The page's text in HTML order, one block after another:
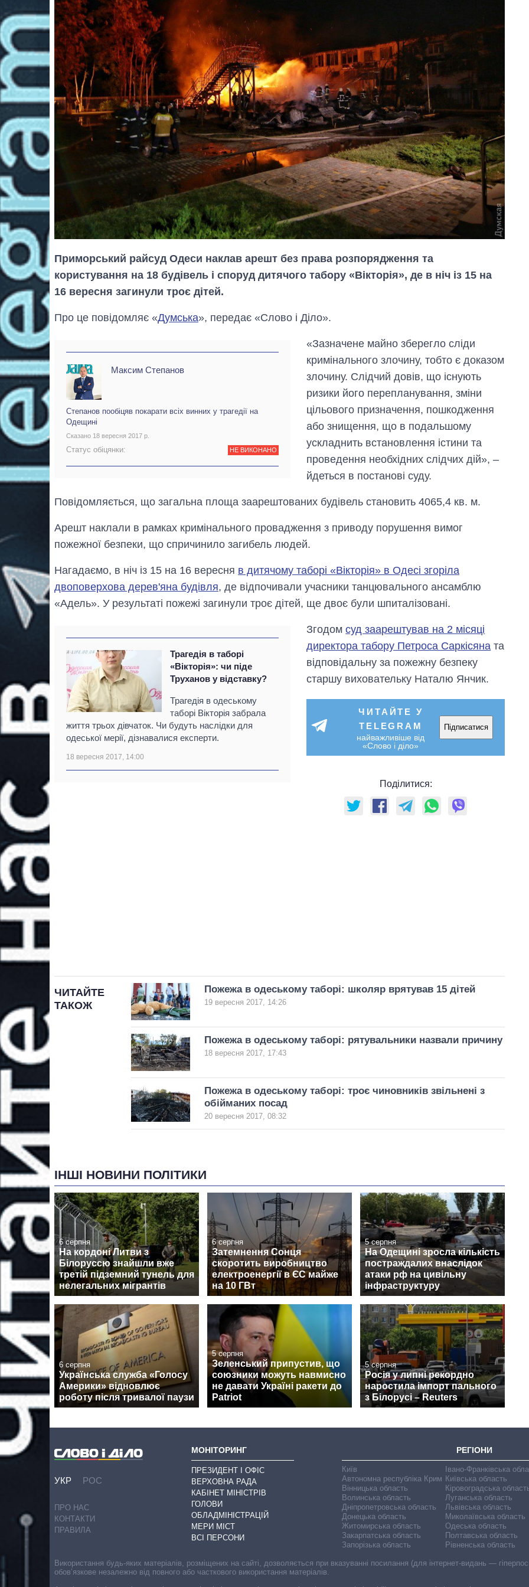
Приморський райсуд Одеси наклав арешт без права розпорядження та
користування на 18 будівель і споруд дитячого табору «Вікторія», де в ніч із 15 на
16 вересня загинули троє дітей.
Про це повідомляє «Думська», передає «Слово і Діло».
Максим Степанов
Степанов пообіцяв покарати всіх винних у трагедії на
Одещині
Сказано 18 вересня 2017 р.
Статус обіцянки: НЕ ВИКОНАНО
«Зазначене майно зберегло сліди
кримінального злочину, тобто є доказом
злочину. Слідчий довів, що існують
ризики його перепланування, зміни
цільового призначення, пошкодження
або знищення, що в подальшому
ускладнить встановлення істини та
проведення необхідних слідчих дій», –
йдеться в постанові суду.
Повідомляється, що загальна площа заарештованих будівель становить 4065,4 кв. м.
Арешт наклали в рамках кримінального провадження з приводу порушення вимог
пожежної безпеки, що спричинило загибель людей.
Нагадаємо, в ніч із 15 на 16 вересня в дитячому таборі «Вікторія» в Одесі згоріла
двоповерхова дерев'яна будівля, де відпочивали учасники танцювального ансамблю
«Адель». У результаті пожежі загинули троє дітей, ще двоє були шпиталізовані.
Трагедія в таборі
«Вікторія»: чи піде
Труханов у відставку?
Трагедія в одеському
таборі Вікторія забрала
життя трьох дівчаток. Чи будуть наслідки для
одеської мерії, дізнавалися експерти.
18 вересня 2017, 14:00
Згодомсуд заарештував на 2 місяці
директора табору Петроса Саркісяна та
відповідальну за пожежну безпеку
старшу виховательку Наталю Янчик.
ЧИТАЙТЕ У
TELEGRAM
найважливіше від
«Слово і діло»
Підписатися
Поділитися:
ЧИТАЙТЕ
ТАКОЖ
Пожежа в одеському таборі: школяр врятував 15 дітей
19 вересня 2017, 14:26
Пожежа в одеському таборі: рятувальники назвали причину
18 вересня 2017, 17:43
Пожежа в одеському таборі: троє чиновників звільнені з
обійманих посад
20 вересня 2017, 08:32
ІНШІ НОВИНИ ПОЛІТИКИ
6 серпня
На кордоні Литви з
Білоруссю знайшли вже
третій підземний тунель для
нелегальних мігрантів
6 серпня
Затемнення Сонця
скоротить виробництво
електроенергії в ЄС майже
на 10 ГВт
5 серпня
На Одещині зросла кількість
постраждалих внаслідок
атаки рф на цивільну
інфраструктуру
6 серпня
Українська служба «Голосу
Америки» відновлює
роботу після тривалої паузи
5 серпня
Зеленський припустив, що
союзники можуть навмисно
не давати Україні ракети до
Patriot
5 серпня
Росія у липні рекордно
наростила імпорт пального
з Білорусі – Reuters
медзакладів в
вторгнення
УКР РОС
ПРО НАС
КОНТАКТИ
ПРАВИЛА
МОНІТОРИНГ
ПРЕЗИДЕНТ І ОФІС
ВЕРХОВНА РАДА
КАБІНЕТ МІНІСТРІВ
ГОЛОВИ
ОБЛАДМІНІСТРАЦІЙ
МЕРИ МІСТ
ВСІ ПЕРСОНИ
РЕГІОНИ
Київ
Автономна республіка Крим
Вінницька область
Волинська область
Дніпропетровська область
Донецька область
Житомирська область
Закарпатська область
Запорізька область
Івано-Франківська
Київська область
Кіровоградська
Луганська область
Львівська область
Миколаївська область
Одеська область
Полтавська область
Рівненська область
Використання будь-яких матеріалів, розміщених на сайті, дозволяється при вказуванні посилання (для інтернет-видань —
обов’язкове незалежно від повного або часткового використання матеріалів.